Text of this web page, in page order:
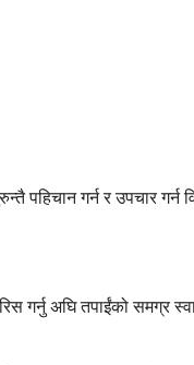
पहिचान गर्न र उपचार गर्न
अघि तपाईंको समग्र